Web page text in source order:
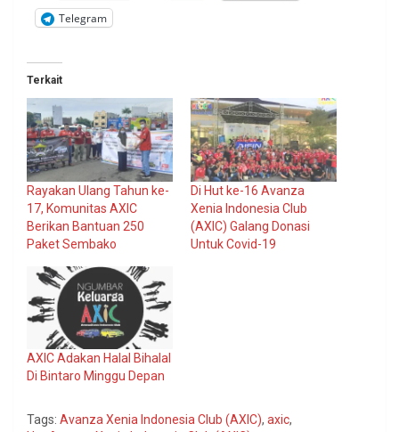
Telegram
Terkait
Rayakan Ulang Tahun ke-
17, Komunitas AXIC
Berikan Bantuan 250
Paket Sembako
Di Hut ke-16 Avanza
Xenia Indonesia Club
(AXIC) Galang Donasi
Untuk Covid-19
AXIC Adakan Halal Bihalal
Di Bintaro Minggu Depan
Tags: Avanza Xenia Indonesia Club (AXIC), axic,